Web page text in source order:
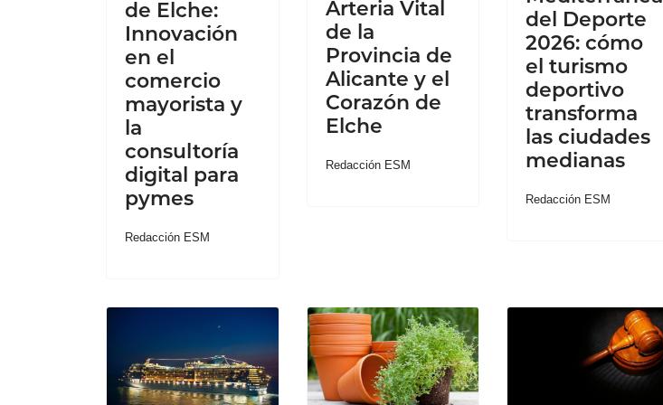
de Elche:
Innovación
en el
comercio
mayorista y
la
consultoría
digital para
pymes
Redacción ESM
Arteria Vital
de la
Provincia de
Alicante y el
Corazón de
Elche
Redacción ESM
del Deporte
2026: cómo
el turismo
deportivo
transforma
las ciudades
medianas
Redacción ESM